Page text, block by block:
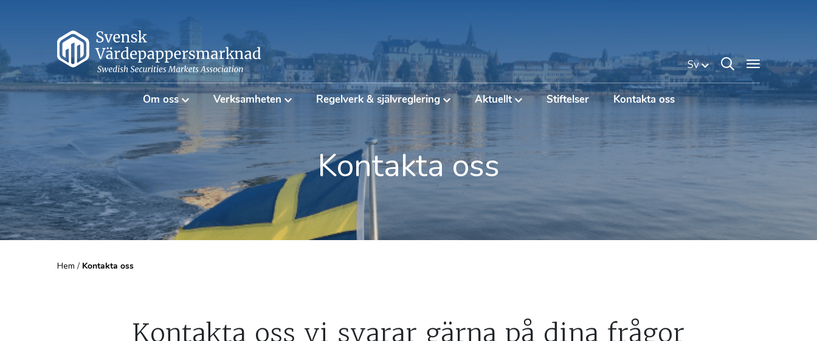
Sv
Om oss Verksamheten Regelverk & självreglering Aktuellt Stiftelser Kontakta oss
Kontakta oss
Hem / Kontakta oss
Kontakta oss vi svarar gärna på dina frågor